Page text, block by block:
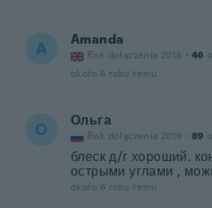
A Amanda
Rok dołączenia 2015 · 46
około 6 roku temu
О Ольга
Rok dołączenia 2019 · 89
блеск д/г хороший.
острыми углами ,
około 6 roku temu